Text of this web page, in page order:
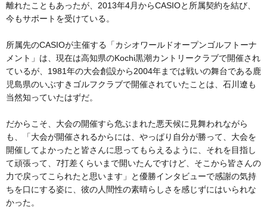
離れたこともあったが、2013年4月からCASIOと所属契約を結び、
今もサポートを受けている。
所属先のCASIOが主催する「カシオワールドオープンゴルフトーナ
メント」は、現在は高知県のKochi黒潮カントリークラブで開催され
ているが、1981年の大会創設から2004年までは戦いの舞台である鹿
児島県のいぶすきゴルフクラブで開催されていたことは、石川遼も
当然知っていたはずだ。
だからこそ、大会の開催すら危ぶまれた悪天候に見舞われながら
も、「大会が開催されるからには、やっぱり自分が勝って、大会を
開催してよかったと皆さんに思ってもらえるように、それを目指し
て頑張って、7打差くらいまで開いたんですけど、そこから皆さんの
力で戻ってこられたと思います」と優勝インタビューで感謝の気持
ちを口にする姿に、彼の人間性の素晴らしさを感じずにはいられな
かった。